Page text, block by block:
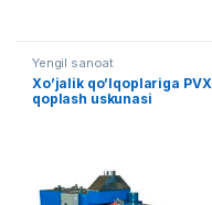
Yengil sanoat
Xo’jalik qo’lqoplariga PVX
qoplash uskunasi